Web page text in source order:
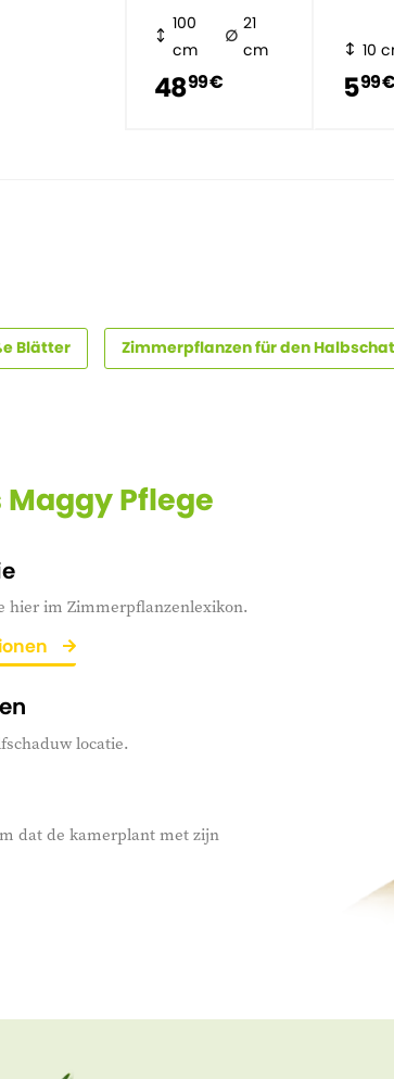
100
cm
21
cm
4899 €
10
599 €
Blätter Zimmerpflanzen für den
Pflege
hier im Zimmerpflanzenlexikon.
locatie.
dat de kamerplant met zijn